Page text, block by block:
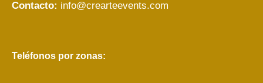
Contacto: info@crearteevents.com
Teléfonos por zonas: